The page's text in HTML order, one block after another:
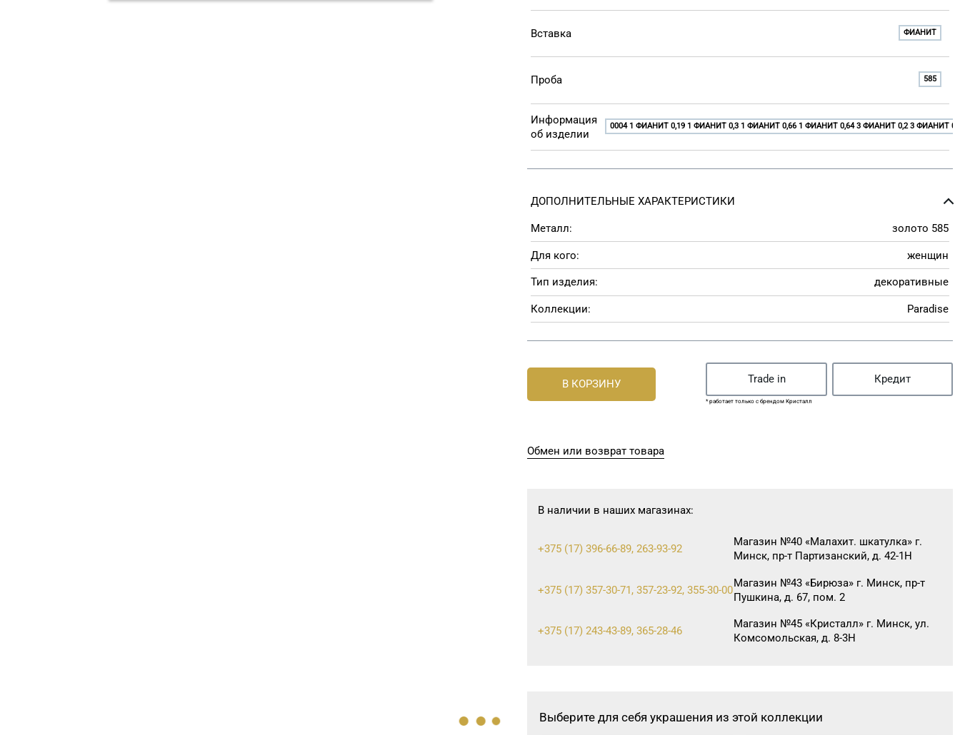
Вставка ФИАНИТ
Проба 585
Информация
об изделии
0004 1 ФИАНИТ 0,19 1 ФИАНИТ 0,3 1 ФИАНИТ 0,66 1 ФИАНИТ 0,64 3 ФИАНИТ 0,2 3 ФИАНИТ
ДОПОЛНИТЕЛЬНЫЕ ХАРАКТЕРИСТИКИ
Металл: золото 585
Для кого: женщин
Тип изделия: декоративные
Коллекции: Paradise
В КОРЗИНУ Trade in Кредит
* работает только с брендом Кристалл
Обмен или возврат товара
В наличии в наших магазинах:
+375 (17) 396-66-89, 263-93-92
Магазин №40 «Малахит. шкатулка» г.
Минск, пр-т Партизанский, д. 42-1Н
+375 (17) 357-30-71, 357-23-92, 355-30-00
Магазин №43 «Бирюза» г. Минск, пр-т
Пушкина, д. 67, пом. 2
+375 (17) 243-43-89, 365-28-46
Магазин №45 «Кристалл» г. Минск, ул.
Комсомольская, д. 8-3Н
8 (0176) 52-62-89
Молодечно, ул. Великий Гостинец, д.
Выберите для себя украшения из этой коллекции